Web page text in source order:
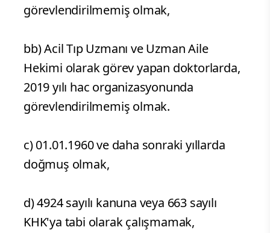
görevlendirilmemiş olmak,
bb) Acil Tıp Uzmanı ve Uzman Aile
Hekimi olarak görev yapan doktorlarda,
2019 yılı hac organizasyonunda
görevlendirilmemiş olmak.
c) 01.01.1960 ve daha sonraki yıllarda
doğmuş olmak,
d) 4924 sayılı kanuna veya 663 sayılı
KHK'ya tabi olarak çalışmamak,